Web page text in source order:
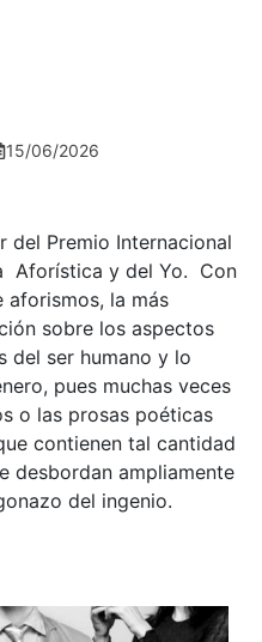
15/06/2026
del Premio Internacional
Aforística y del Yo. Con
aforismos, la más
sobre los aspectos
del ser humano y lo
pues muchas veces
o las prosas poéticas
contienen tal cantidad
desbordan ampliamente
del ingenio.